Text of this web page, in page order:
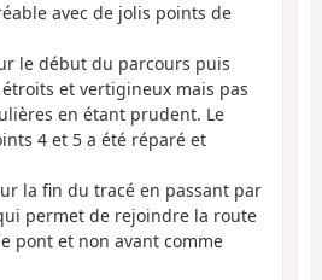
avec de jolis points de
le début du parcours puis
et vertigineux mais pas
en étant prudent. Le
4 et 5 a été réparé et
la fin du tracé en passant par
permet de rejoindre la route
pont et non avant comme